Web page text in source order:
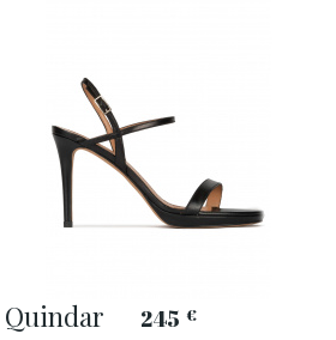
Quindar 245 €